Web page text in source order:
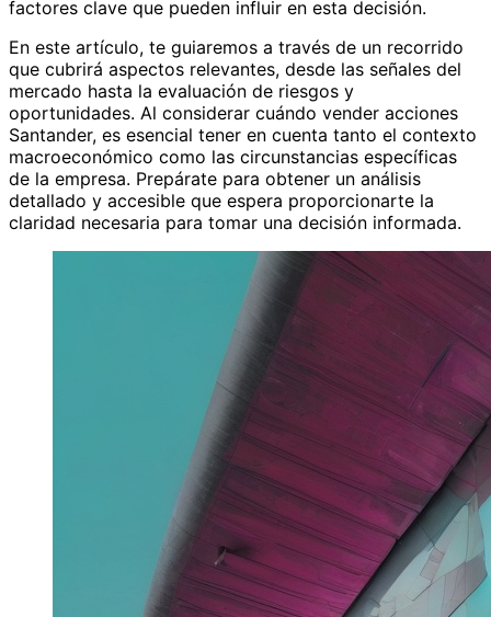
factores clave que pueden influir en esta decisión.
En este artículo, te guiaremos a través de un recorrido
que cubrirá aspectos relevantes, desde las señales del
mercado hasta la evaluación de riesgos y
oportunidades. Al considerar cuándo vender acciones
Santander, es esencial tener en cuenta tanto el contexto
macroeconómico como las circunstancias específicas
de la empresa. Prepárate para obtener un análisis
detallado y accesible que espera proporcionarte la
claridad necesaria para tomar una decisión informada.